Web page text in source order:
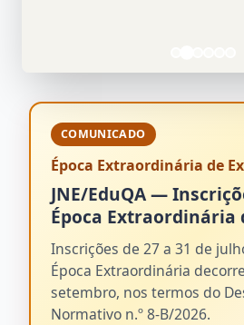
COMUNICADO
Época Extraordinária de
JNE/EduQA —
Época Extraordinária
Inscrições de 27 a 31 de
Época Extraordinária
setembro, nos termos do
Normativo n.º 8-B/2026.